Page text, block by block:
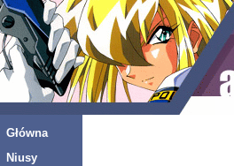
Główna
Niusy